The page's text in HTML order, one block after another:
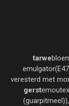
tarwe
veresterd met
gerst